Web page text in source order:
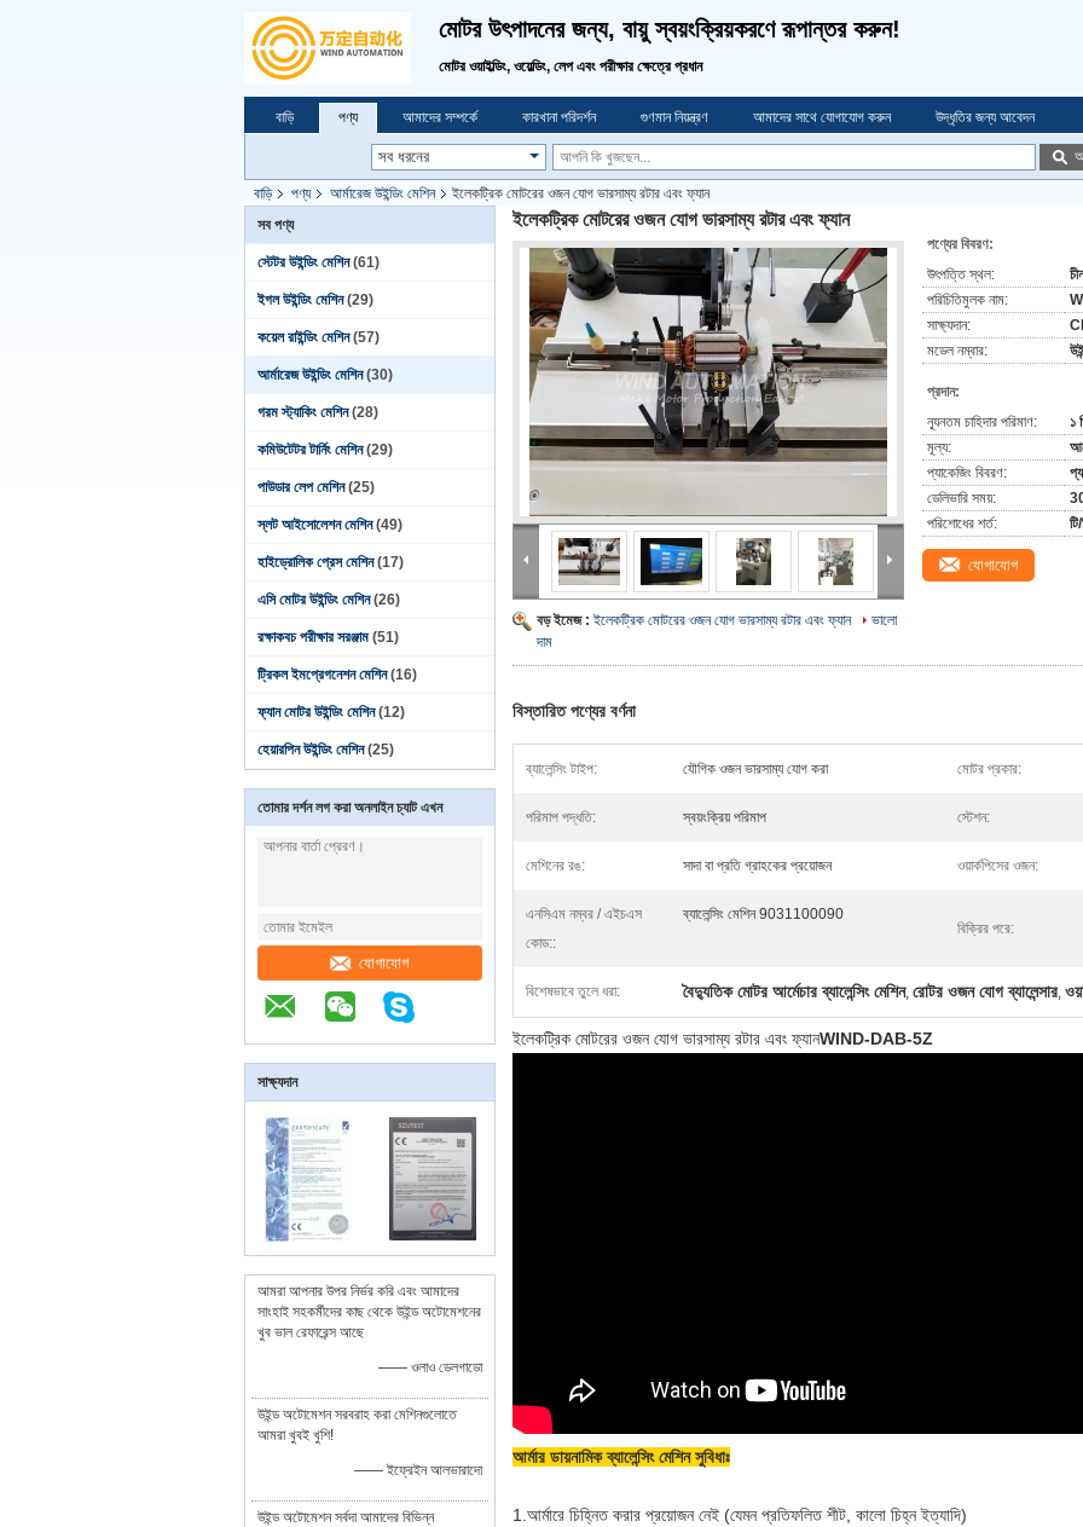
মোটর উৎপাদনের জন্য, বায়ু স্বয়ংক্রিয়করণে রূপান্তর করুন!
মোটর ওয়াইল্ডিং, ওয়েল্ডিং, লেপ এবং পরীক্ষার ক্ষেত্রে প্রধান
বাড়ি পণ্য আমাদের সম্পর্কে কারখানা পরিদর্শন গুণমান নিয়ন্ত্রণ আমাদের সাথে যোগাযোগ করুন উদ্ধৃতির জন্য আবেদন
বাড়ি পণ্য আর্মারেজ উইন্ডিং মেশিন
ইলেকট্রিক মোটরের ওজন যোগ ভারসাম্য রটার এবং ফ্যান
সব পণ্য
স্টেটর উইন্ডিং মেশিন (61)
ইগল উইন্ডিং মেশিন (29)
কয়েল রাইন্ডিং মেশিন (57)
আর্মারেজ উইন্ডিং মেশিন (30)
গরম স্ট্যাকিং মেশিন (28)
কমিউটেটর টার্নিং মেশিন (29)
পাউডার লেপ মেশিন (25)
স্লট আইসোলেশন মেশিন (49)
হাইড্রোলিক প্রেস মেশিন (17)
এসি মোটর উইন্ডিং মেশিন (26)
রক্ষাকবচ পরীক্ষার সরঞ্জাম (51)
ট্রিকল ইমপ্রেগনেশন মেশিন (16)
ফ্যান মোটর উইন্ডিং মেশিন (12)
হেয়ারপিন উইন্ডিং মেশিন (25)
তোমার দর্শন লগ করা অনলাইন চ্যাট এখন
যোগাযোগ
সাক্ষ্যদান
আমরা আপনার উপর নির্ভর করি এবং আমাদের
সাংহাই সহকর্মীদের কাছ থেকে উইন্ড অটোমেশনের
খুব ভাল রেফারেন্স আছে
—— ওলাও ডেলগাডো
উইন্ড অটোমেশন সরবরাহ করা মেশিনগুলোতে
আমরা খুবই খুশি!
—— ইফ্রেইন আলভারাদো
উইন্ড অটোমেশন সর্বদা আমাদের বিভিন্ন
ইলেকট্রিক মোটরের ওজন যোগ ভারসাম্য রটার এবং ফ্যান
বড় ইমেজ :ইলেকট্রিক মোটরের ওজন যোগ ভারসাম্য রটার এবং ফ্যান
ভালো
দাম
পণ্যের বিবরণ:
উৎপত্তি স্থল:
চীন
পরিচিতিমুলক নাম:
সাক্ষ্যদান:
মডেল নম্বার:
প্রদান:
ন্যূনতম চাহিদার পরিমাণ:
১
মূল্য:
প্যাকেজিং বিবরণ:
ডেলিভারি সময়:
পরিশোধের শর্ত:
যোগাযোগ
বিস্তারিত পণ্যের বর্ণনা
ব্যালেন্সিং টাইপ: যৌগিক ওজন ভারসাম্য যোগ করা মোটর প্রকার:
পরিমাপ পদ্ধতি: স্বয়ংক্রিয় পরিমাপ স্টেশন:
মেশিনের রঙ: সাদা বা প্রতি গ্রাহকের প্রয়োজন ওয়ার্কপিসের ওজন:
এনসিএম নম্বর / এইচএস
কোড::
ব্যালেন্সিং মেশিন 9031100090
বিক্রির পরে:
বিশেষভাবে তুলে ধরা: বৈদ্যুতিক মোটর আর্মেচার ব্যালেন্সিং মেশিন, রোটর ওজন যোগ ব্যালেন্সার,
ইলেকট্রিক মোটরের ওজন যোগ ভারসাম্য রটার এবং ফ্যানWIND-DAB-5Z
আর্মার ডায়নামিক ব্যালেন্সিং মেশিন সুবিধাঃ
1.আর্মারে চিহ্নিত করার প্রয়োজন নেই (যেমন প্রতিফলিত শীট, কালো চিহ্ন ইত্যাদি)